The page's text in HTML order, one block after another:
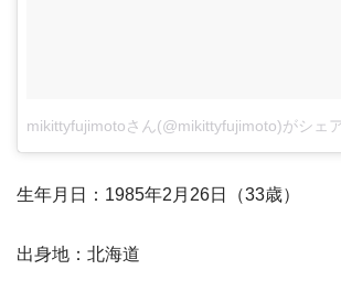
mikittyfujimotoさん(@mikittyfujimoto)がシェ
生年月日：1985年2月26日（33歳）
出身地：北海道